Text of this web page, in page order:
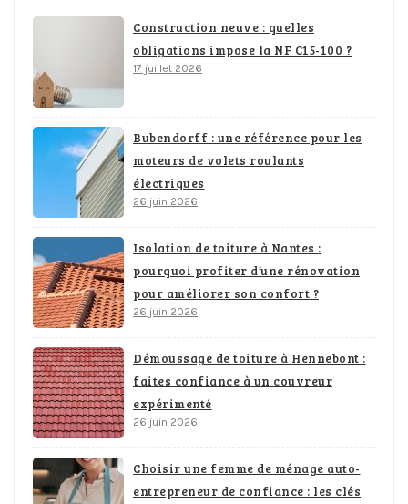
Construction neuve : quelles
obligations impose la NF C15-100 ?
17 juillet 2026
Bubendorff : une référence pour les
moteurs de volets roulants
électriques
26 juin 2026
Isolation de toiture à Nantes :
pourquoi profiter d’une rénovation
pour améliorer son confort ?
26 juin 2026
Démoussage de toiture à Hennebont :
faites confiance à un couvreur
expérimenté
26 juin 2026
Choisir une femme de ménage auto-
entrepreneur de confiance : les clés